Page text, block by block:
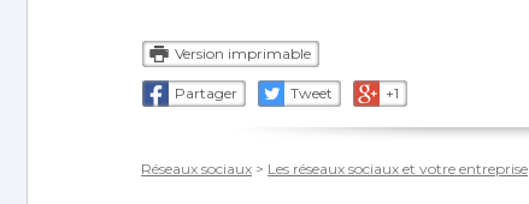
Version imprimable
Partager Tweet +1
Réseaux sociaux > Les réseaux sociaux et votre entreprise